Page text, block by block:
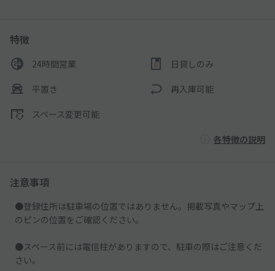
特徴
24時間営業 日貸しのみ
平置き 再入庫可能
スペース変更可能
各特徴の説明
注意事項
●登録住所は駐車場の位置ではありません。掲載写真やマップ上
のピンの位置をご確認ください。
●スペース前には電信柱がありますので、駐車の際はご注意くだ
さい。